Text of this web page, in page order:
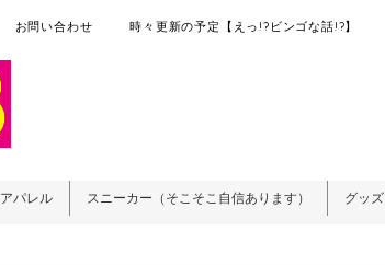
お問い合わせ 時々更新の予定【えっ!?ビンゴな話!?】
アパレル スニーカー（そこそこ自信あります） グッズ